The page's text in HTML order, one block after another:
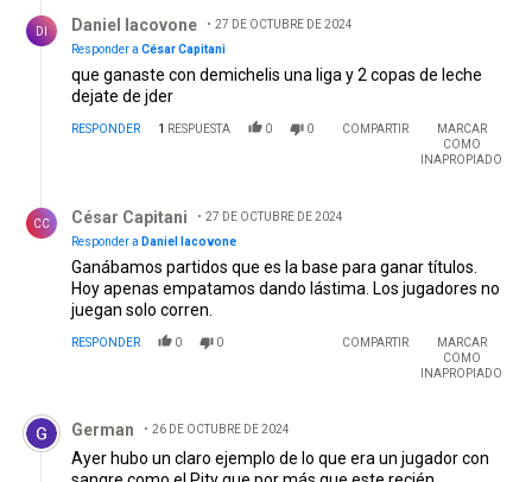
DI Daniel Iacovone
27 DE OCTUBRE DE 2024
Responder a César Capitani
que ganaste con demichelis una liga y 2 copas de leche
dejate de jder
RESPONDER 1 RESPUESTA 0 0 COMPARTIR
MARCAR
COMO
INAPROPIADO
CC César Capitani
27 DE OCTUBRE DE 2024
Responder a Daniel Iacovone
Ganábamos partidos que es la base para ganar títulos.
Hoy apenas empatamos dando lástima. Los jugadores no
juegan solo corren.
RESPONDER 0 0 COMPARTIR
MARCAR
COMO
INAPROPIADO
Comentario de German.
German 26 DE OCTUBRE DE 2024
Ayer hubo un claro ejemplo de lo que era un jugador con